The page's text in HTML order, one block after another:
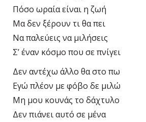
Πόσο ωραία είναι η ζωή
Μα δεν ξέρουν τι θα πει
Να παλεύεις να μιλήσεις
Σ’ έναν κόσμο που σε πνίγει
Δεν αντέχω άλλο θα στο πω
Εγώ πλέον με φόβο δε μιλώ
Μη μου κουνάς το δάχτυλο
Δεν πιάνει αυτό σε μένα